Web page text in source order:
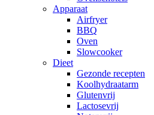
Apparaat
Airfryer
BBQ
Oven
Slowcooker
Dieet
Gezonde recepten
Koolhydraatarm
Glutenvrij
Lactosevrij